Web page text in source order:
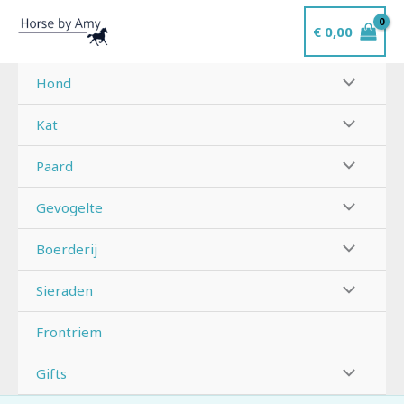
naar
inhoud
€0,00
Hond
Kat
Paard
Gevogelte
Boerderij
Sieraden
Frontriem
Gifts